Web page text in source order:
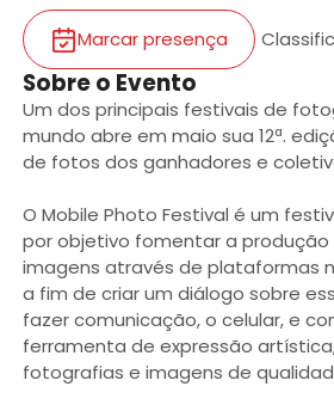
Marcar presença
Sobre o Evento
Um dos principais festivais de
mundo abre em maio sua 12ª.
de fotos dos ganhadores e
O Mobile Photo Festival é um
por objetivo fomentar a
imagens através de plataformas
a fim de criar um diálogo sobre
fazer comunicação, o celular, e
ferramenta de expressão
fotografias e imagens de